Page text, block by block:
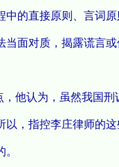
中的直接原则、言词
面对质，揭露谎言
认为，虽然我国刑
以，指控李庄律师的